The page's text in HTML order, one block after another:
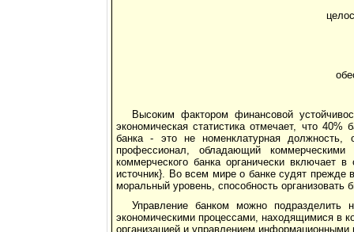
Высоким фактором финансовой
экономическая статистика отмечает, что 40%
банка - это не номенклатурная
профессионал, обладающий
коммерческого банка органически включает
источник}. Во всем мире о банке судят прежде
моральный уровень, способность
Управление банком можно подразделить
экономическими процессами, находящимися в
организацией и управлением информационными